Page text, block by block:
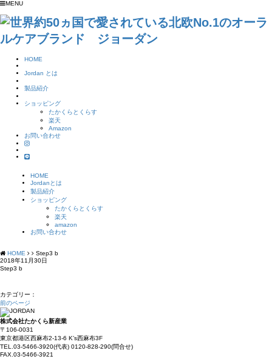
MENU
HOME
Jordan とは
製品紹介
ショッピング
たかくらとくらす
楽天
Amazon
お問い合わせ
HOME
Jordanとは
製品紹介
ショッピング
たかくらとくらす
楽天
amazon
お問い合わせ
HOME
Step3 b
2018年11月30日
Step3 b
カテゴリー：
前のページ
株式会社たかくら新産業
〒106-0031
東京都港区西麻布2-13-6 K’s西麻布3F
TEL.03-5466-3920(代表) 0120-828-290(問合せ)
FAX.03-5466-3921